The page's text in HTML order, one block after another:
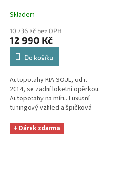
VELVET, béžovočerné
úklid Smart Microfiber
zdarma v hodnotě 329,-Kč
Skladem
10 736 Kč bez DPH
12 990 Kč
Do košíku
Autopotahy KIA SOUL, od r.
2014, se zadní loketní opěrkou.
Autopotahy na míru. Luxusní
tuningový vzhled a špičková
ochrana čalounění. Profesionální
čalounické zpracování....
+ Dárek zdarma